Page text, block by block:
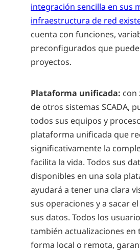
integración sencilla en sus
infraestructura de red
cuenta con funciones,
preconfigurados que
proyectos.
Plataforma unificada: con
de otros sistemas SCADA,
todos sus equipos y
plataforma unificada que
significativamente la
facilita la vida. Todos sus
disponibles en una sola
ayudará a tener una clara
sus operaciones y a sacar
sus datos. Todos los
también actualizaciones en
forma local o remota,